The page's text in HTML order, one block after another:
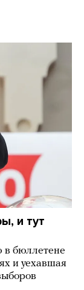
и тут
в бюллетене
и уехавшая